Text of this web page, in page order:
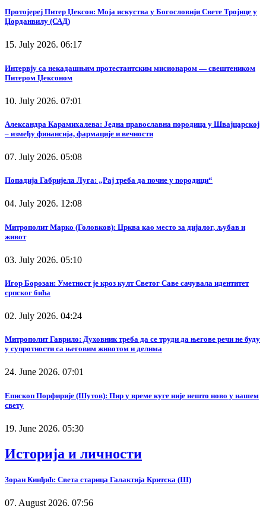
Протојереј Питер Џексон: Моја искуства у Богословији Свете Тројице у
Џорданвилу (САД)
15. July 2026. 06:17
Интервју са некадашњим протестантским мисионаром — свештеником
Питером Џексоном
10. July 2026. 07:01
Александра Карамихалева: Једна православна породица у Швајцарској
– између финансија, фармације и вечности
07. July 2026. 05:08
Попадија Габријела Луга: „Рај треба да почне у породици“
04. July 2026. 12:08
Митрополит Марко (Головков): Црква као место за дијалог, љубав и
живот
03. July 2026. 05:10
Игор Борозан: Уметност је кроз култ Светог Саве сачувала идентитет
српског бића
02. July 2026. 04:24
Митрополит Гаврило: Духовник треба да се труди да његове речи не буду
у супротности са његовим животом и делима
24. June 2026. 07:01
Епископ Порфирије (Шутов): Пир у време куге није нешто ново у нашем
свету
19. June 2026. 05:30
Историја и личности
Зоран Кинђић: Света старица Галактија Критска (III)
07. August 2026. 07:56